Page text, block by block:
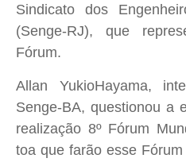
Sindicato dos
(Senge-RJ), que
Fórum.
Allan YukioHayama,
Senge-BA, questionou a
realização 8º Fórum
toa que farão esse